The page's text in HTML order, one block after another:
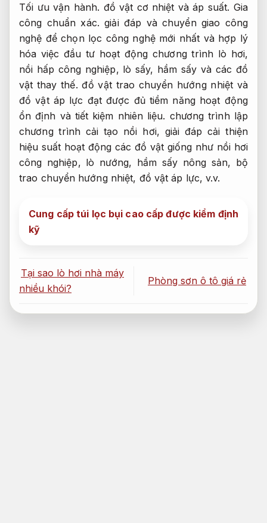
Tối ưu vận hành. đồ vật cơ nhiệt và áp suất. Gia
công chuẩn xác. giải đáp và chuyển giao công
nghệ để chọn lọc công nghệ mới nhất và hợp lý
hóa việc đầu tư hoạt động chương trình lò hơi,
nồi hấp công nghiệp, lò sấy, hầm sấy và các đồ
vật thay thế. đồ vật trao chuyển hướng nhiệt và
đồ vật áp lực đạt được đủ tiềm năng hoạt động
ổn định và tiết kiệm nhiên liệu. chương trình lập
chương trình cải tạo nồi hơi, giải đáp cải thiện
hiệu suất hoạt động các đồ vật giống như nồi hơi
công nghiệp, lò nướng, hầm sấy nông sản, bộ
trao chuyển hướng nhiệt, đồ vật áp lực, v.v.
Cung cấp túi lọc bụi cao cấp được kiểm định
kỹ
Tại sao lò hơi nhà máy
nhiều khói?
Phòng sơn ô tô giá rẻ